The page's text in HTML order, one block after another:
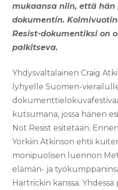
mukaansa niin, että
dokumentin.
Resist-dokumentiksi on
palkitseva.
Yhdysvaltalainen Craig
lyhyelle Suomen-
kutsumana, jossa hänen
Not Resist esitetään.
Yorkiin Atkinson ehtii
monipuolisen luennon
elämän- ja
Hartrickin kanssa.